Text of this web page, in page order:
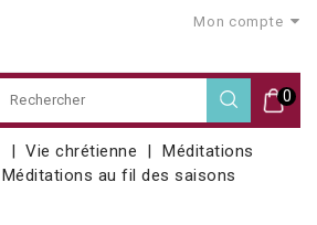
Mon compte
0
Vie chrétienne
Méditations
Méditations au fil des saisons